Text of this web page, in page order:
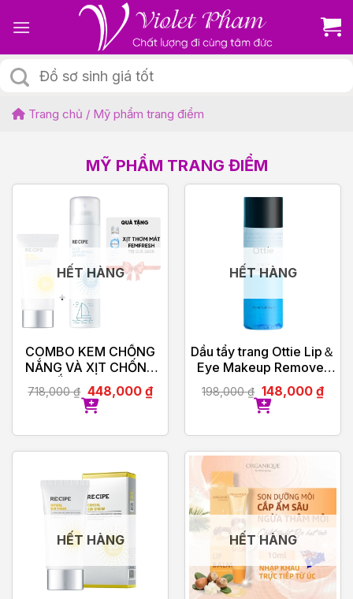
Tìm
kiếm:
Trang chủ / Mỹ phẩm trang điểm
MỸ PHẨM TRANG ĐIỂM
HẾT HÀNG
COMBO KEM CHỐNG
NẮNG VÀ XỊT CHỐNG
NẮNG RE:CIPE
718,000₫ 448,000 ₫
HẾT HÀNG
Dầu tẩy trang Ottie Lip＆
Eye Makeup Remover
100ml
198,000₫ 148,000 ₫
HẾT HÀNG HẾT HÀNG